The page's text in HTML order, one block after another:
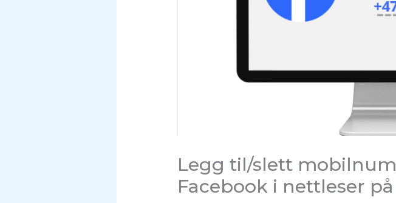
Legg til/slett
Facebook i nettleser på